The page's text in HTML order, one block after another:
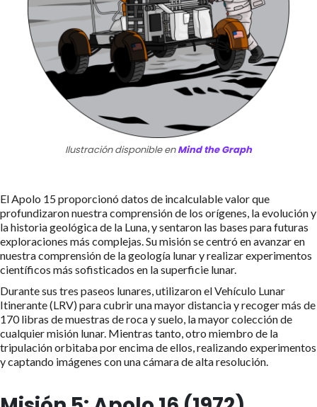
Ilustración disponible enMind the Graph
El Apolo 15 proporcionó datos de incalculable valor que
profundizaron nuestra comprensión de los orígenes, la evolución y
la historia geológica de la Luna, y sentaron las bases para futuras
exploraciones más complejas. Su misión se centró en avanzar en
nuestra comprensión de la geología lunar y realizar experimentos
científicos más sofisticados en la superficie lunar.
Durante sus tres paseos lunares, utilizaron el Vehículo Lunar
Itinerante (LRV) para cubrir una mayor distancia y recoger más de
170 libras de muestras de roca y suelo, la mayor colección de
cualquier misión lunar. Mientras tanto, otro miembro de la
tripulación orbitaba por encima de ellos, realizando experimentos
y captando imágenes con una cámara de alta resolución.